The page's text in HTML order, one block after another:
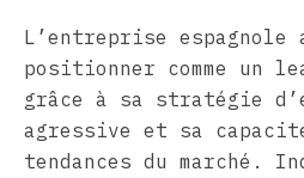
L’entreprise espagnole
positionner comme un
grâce à sa stratégie
agressive et sa
tendances du marché.